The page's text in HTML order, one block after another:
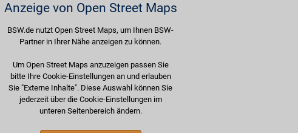
Anzeige von Open Street Maps
BSW.de nutzt Open Street Maps, um Ihnen BSW-
Partner in Ihrer Nähe anzeigen zu können.
Um Open Street Maps anzuzeigen passen Sie
bitte Ihre Cookie-Einstellungen an und erlauben
Sie "Externe Inhalte". Diese Auswahl können Sie
jederzeit über die Cookie-Einstellungen im
unteren Seitenbereich ändern.